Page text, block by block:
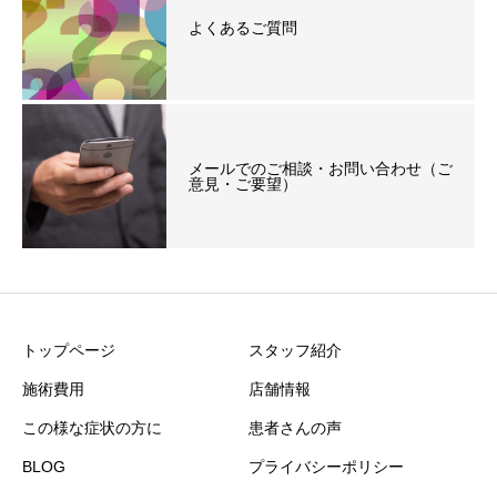
よくあるご質問
メールでのご相談・お問い合わせ（ご
意見・ご要望）
トップページ スタッフ紹介
施術費用 店舗情報
この様な症状の方に 患者さんの声
BLOG プライバシーポリシー